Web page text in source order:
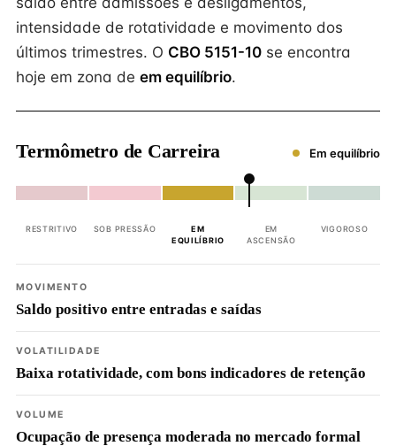
intensidade de rotatividade e movimento dos
últimos trimestres. O CBO 5151-10 se encontra
hoje em zona de em equilíbrio.
Termômetro de Carreira Em equilíbrio
RESTRITIVO SOB PRESSÃO
EM
EQUILÍBRIO
EM
ASCENSÃO
VIGOROSO
MOVIMENTO
Saldo positivo entre entradas e saídas
VOLATILIDADE
Baixa rotatividade, com bons indicadores de retenção
VOLUME
Ocupação de presença moderada no mercado formal